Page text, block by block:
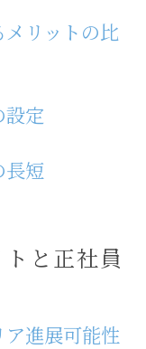
リットの比
設定
長短
と正社員
進展可能性